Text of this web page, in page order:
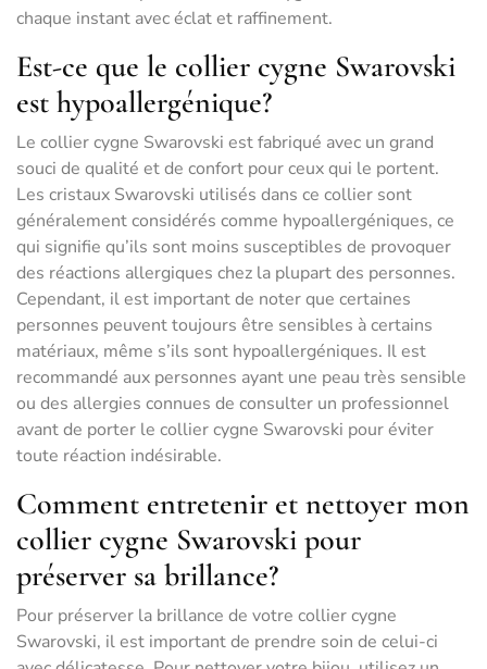
chaque instant avec éclat et raffinement.
Est-ce que le collier cygne Swarovski
est hypoallergénique?
Le collier cygne Swarovski est fabriqué avec un grand
souci de qualité et de confort pour ceux qui le portent.
Les cristaux Swarovski utilisés dans ce collier sont
généralement considérés comme hypoallergéniques, ce
qui signifie qu’ils sont moins susceptibles de provoquer
des réactions allergiques chez la plupart des personnes.
Cependant, il est important de noter que certaines
personnes peuvent toujours être sensibles à certains
matériaux, même s’ils sont hypoallergéniques. Il est
recommandé aux personnes ayant une peau très sensible
ou des allergies connues de consulter un professionnel
avant de porter le collier cygne Swarovski pour éviter
toute réaction indésirable.
Comment entretenir et nettoyer mon
collier cygne Swarovski pour
préserver sa brillance?
Pour préserver la brillance de votre collier cygne
Swarovski, il est important de prendre soin de celui-ci